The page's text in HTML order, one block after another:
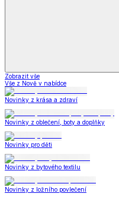
Zobrazit vše
Vše z Nově v nabídce
Novinky z krása a zdraví
Novinky z oblečení, boty a doplňky
Novinky pro děti
Novinky z bytového textilu
Novinky z ložního povlečení